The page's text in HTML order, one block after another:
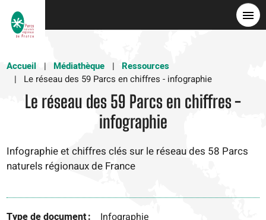
Accueil
Médiathèque
Ressources
Le réseau des 59 Parcs en chiffres - infographie
Le réseau des 59 Parcs en chiffres -
infographie
Infographie et chiffres clés sur le réseau des 58 Parcs
naturels régionaux de France
Type de document Infographie